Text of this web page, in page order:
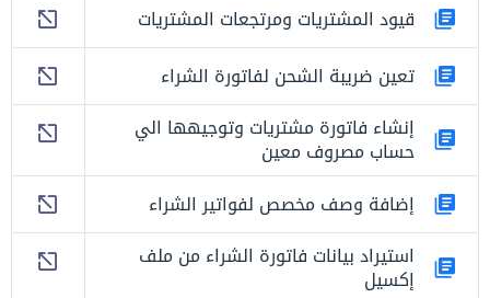
قيود المشتريات ومرتجعات المشتريات
تعين ضريبة الشحن لفاتورة الشراء
إنشاء فاتورة مشتريات وتوجيهها الي
حساب مصروف معين
إضافة وصف مخصص لفواتير الشراء
استيراد بيانات فاتورة الشراء من ملف
إكسيل